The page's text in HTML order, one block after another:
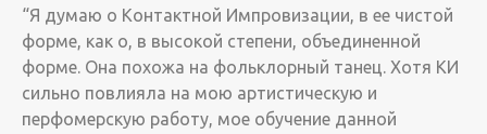
“Я думаю о Контактной Импровизации, в ее чистой
форме, как о, в высокой степени, объединенной
форме. Она похожа на фольклорный танец. Хотя КИ
сильно повлияла на мою артистическую и
перфомерскую работу, мое обучение данной